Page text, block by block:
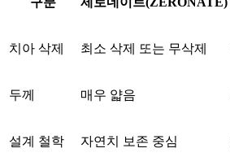
치아 삭제 최소 삭제 또는 무삭제
두께 매우 얇음
설계 철학 자연치 보존 중심